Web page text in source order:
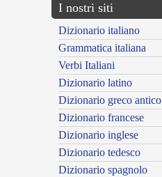
I nostri siti
Dizionario italiano
Grammatica italiana
Verbi Italiani
Dizionario latino
Dizionario greco antico
Dizionario francese
Dizionario inglese
Dizionario tedesco
Dizionario spagnolo